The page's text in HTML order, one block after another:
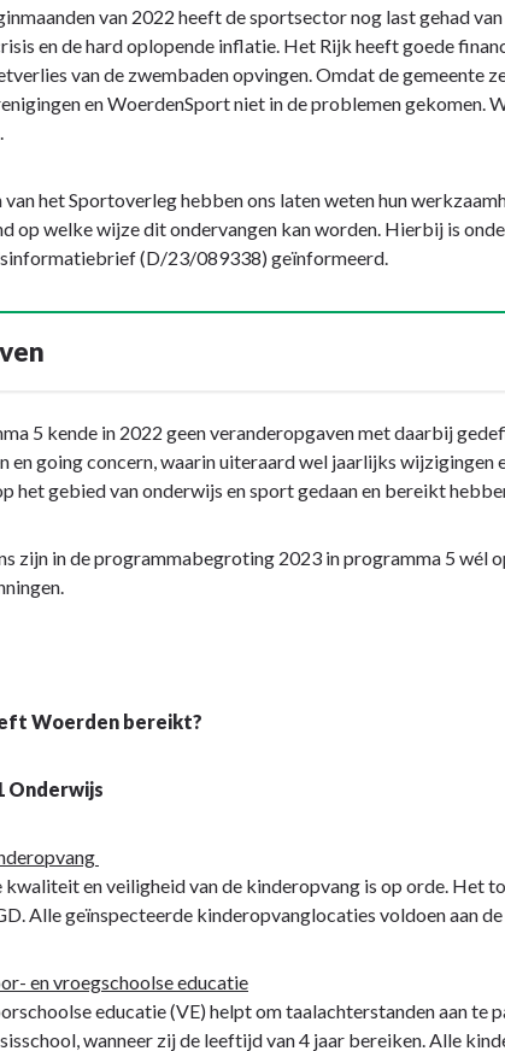
van 2022 heeft de sportsector nog last gehad
en de hard oplopende inflatie. Het Rijk heeft goede
van de zwembaden opvingen. Omdat de gemeente
en WoerdenSport niet in de problemen gekomen.
van het Sportoverleg hebben ons laten weten hun
op welke wijze dit ondervangen kan worden. Hierbij is
(D/23/089338) geïnformeerd.
5 kende in 2022 geen veranderopgaven met daarbij
en going concern, waarin uiteraard wel jaarlijks
het gebied van onderwijs en sport gedaan en bereikt
zijn in de programmabegroting 2023 in programma 5 wél
Woerden bereikt?
Onderwijs
kwaliteit en veiligheid van de kinderopvang is op orde. Het
Alle geïnspecteerde kinderopvanglocaties voldoen aan
en vroegschoolse educatie
educatie (VE) helpt om taalachterstanden aan te
wanneer zij de leeftijd van 4 jaar bereiken. Alle